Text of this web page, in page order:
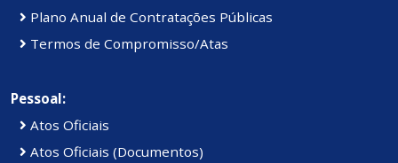
Plano Anual de Contratações Públicas
Termos de Compromisso/Atas
Pessoal:
Atos Oficiais
Atos Oficiais (Documentos)